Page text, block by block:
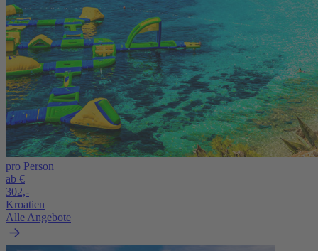
pro Person
ab €
302,-
Kroatien
Alle Angebote